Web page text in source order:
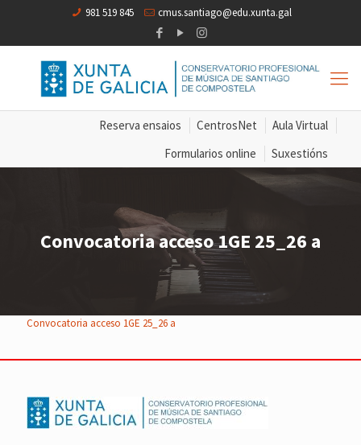
981 519 845 cmus.santiago@edu.xunta.gal
Reserva ensaios CentrosNet
Aula Virtual
Formularios online
Suxestións
Convocatoria acceso 1GE 25_26 a
Convocatoria acceso 1GE 25_26 a